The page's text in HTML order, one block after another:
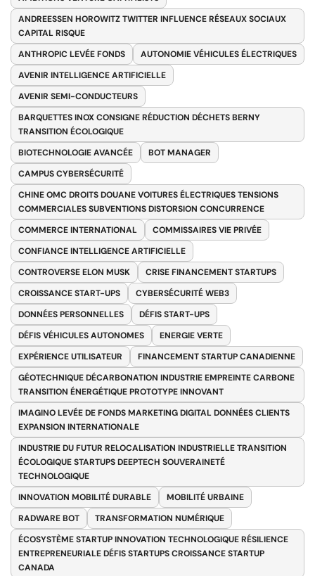
ANDREESSEN HOROWITZ TWITTER INFLUENCE RÉSEAUX SOCIAUX
CAPITAL RISQUE
ANTHROPIC LEVÉE FONDS
AUTONOMIE VÉHICULES ÉLECTRIQUES
AVENIR INTELLIGENCE ARTIFICIELLE
AVENIR SEMI-CONDUCTEURS
BARQUETTES INOX CONSIGNE RÉDUCTION DÉCHETS BERNY
TRANSITION ÉCOLOGIQUE
BIOTECHNOLOGIE AVANCÉE
BOT MANAGER
CAMPUS CYBERSÉCURITÉ
CHINE OMC DROITS DOUANE VOITURES ÉLECTRIQUES TENSIONS
COMMERCIALES SUBVENTIONS DISTORSION CONCURRENCE
COMMERCE INTERNATIONAL
COMMISSAIRES VIE PRIVÉE
CONFIANCE INTELLIGENCE ARTIFICIELLE
CONTROVERSE ELON MUSK
CRISE FINANCEMENT STARTUPS
CROISSANCE START-UPS
CYBERSÉCURITÉ WEB3
DONNÉES PERSONNELLES
DÉFIS START-UPS
DÉFIS VÉHICULES AUTONOMES
ENERGIE VERTE
EXPÉRIENCE UTILISATEUR
FINANCEMENT STARTUP CANADIENNE
GÉOTECHNIQUE DÉCARBONATION INDUSTRIE EMPREINTE CARBONE
TRANSITION ÉNERGÉTIQUE PROTOTYPE INNOVANT
IMAGINO LEVÉE DE FONDS MARKETING DIGITAL DONNÉES CLIENTS
EXPANSION INTERNATIONALE
INDUSTRIE DU FUTUR RELOCALISATION INDUSTRIELLE TRANSITION
ÉCOLOGIQUE STARTUPS DEEPTECH SOUVERAINETÉ
TECHNOLOGIQUE
INNOVATION MOBILITÉ DURABLE
MOBILITÉ URBAINE
RADWARE BOT
TRANSFORMATION NUMÉRIQUE
ÉCOSYSTÈME STARTUP INNOVATION TECHNOLOGIQUE RÉSILIENCE
ENTREPRENEURIALE DÉFIS STARTUPS CROISSANCE STARTUP
CANADA